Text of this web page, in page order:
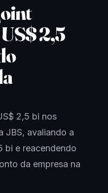
2,5
2,5 bi nos
JBS, avaliando a
bi e reacendendo
da empresa na